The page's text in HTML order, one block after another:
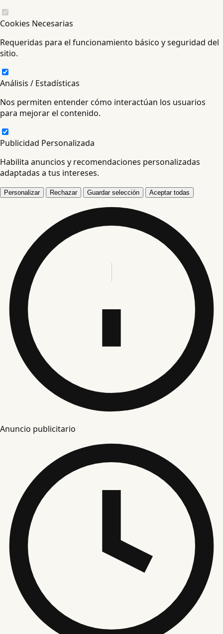
Cookies Necesarias
Requeridas para el funcionamiento básico y seguridad del
sitio.
Análisis / Estadísticas
Nos permiten entender cómo interactúan los usuarios
para mejorar el contenido.
Publicidad Personalizada
Habilita anuncios y recomendaciones personalizadas
adaptadas a tus intereses.
Personalizar Rechazar Guardar selección Aceptar todas
Anuncio publicitario